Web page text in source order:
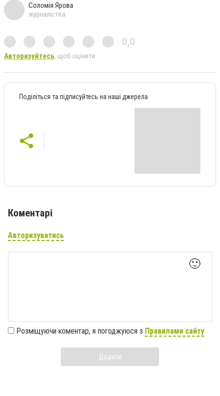
Соломія Ярова
журналістка
0,0
Авторизуйтесь, щоб оцінити
Поділіться та підписуйтесь на наші джерела
Коментарі
Авторизуватись
🙂
Розміщуючи коментар, я погоджуюся з Правилами сайту
Додати